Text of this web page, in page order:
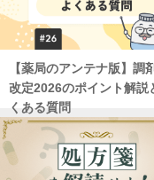
【薬局のアンテナ版】調
改定2026のポイント解説
くある質問